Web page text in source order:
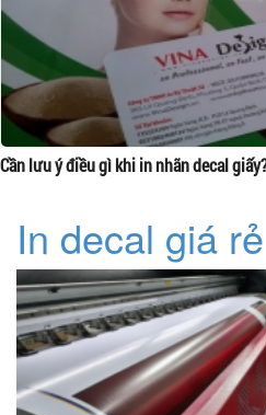
Cần lưu ý điều gì khi in nhãn decal
In decal giá rẻ